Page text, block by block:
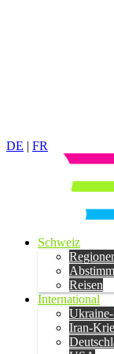
DE | FR
Schweiz
Reisen
International
Iran-